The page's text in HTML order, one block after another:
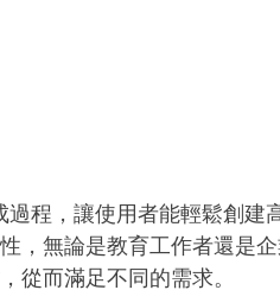
程，讓使用者能輕鬆創建
，無論是教育工作者還是
從而滿足不同的需求。